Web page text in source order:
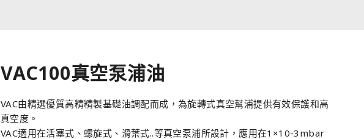
VAC100真空泵浦油
VAC由精選優質高精精製基礎油調配而成，為旋轉式真空幫浦提供有效保護和高
真空度。
VAC適用在活塞式、螺旋式、滑葉式..等真空泵浦所設計，應用在1×10-3mbar